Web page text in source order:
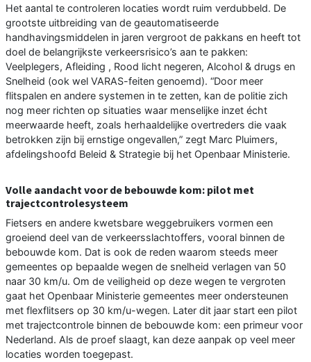
Het aantal te controleren locaties wordt ruim verdubbeld. De
grootste uitbreiding van de geautomatiseerde
handhavingsmiddelen in jaren vergroot de pakkans en heeft tot
doel de belangrijkste verkeersrisico’s aan te pakken:
Veelplegers, Afleiding , Rood licht negeren, Alcohol & drugs en
Snelheid (ook wel VARAS-feiten genoemd). “Door meer
flitspalen en andere systemen in te zetten, kan de politie zich
nog meer richten op situaties waar menselijke inzet écht
meerwaarde heeft, zoals herhaaldelijke overtreders die vaak
betrokken zijn bij ernstige ongevallen,” zegt Marc Pluimers,
afdelingshoofd Beleid & Strategie bij het Openbaar Ministerie.
Volle aandacht voor de bebouwde kom: pilot met
trajectcontrolesysteem
Fietsers en andere kwetsbare weggebruikers vormen een
groeiend deel van de verkeersslachtoffers, vooral binnen de
bebouwde kom. Dat is ook de reden waarom steeds meer
gemeentes op bepaalde wegen de snelheid verlagen van 50
naar 30 km/u. Om de veiligheid op deze wegen te vergroten
gaat het Openbaar Ministerie gemeentes meer ondersteunen
met flexflitsers op 30 km/u-wegen. Later dit jaar start een pilot
met trajectcontrole binnen de bebouwde kom: een primeur voor
Nederland. Als de proef slaagt, kan deze aanpak op veel meer
locaties worden toegepast.